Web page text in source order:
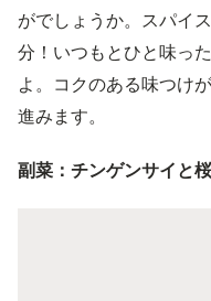
がでしょうか。スパイ
分！いつもとひと味っ
よ。コクのある味つけ
進みます。
副菜：チンゲンサイと